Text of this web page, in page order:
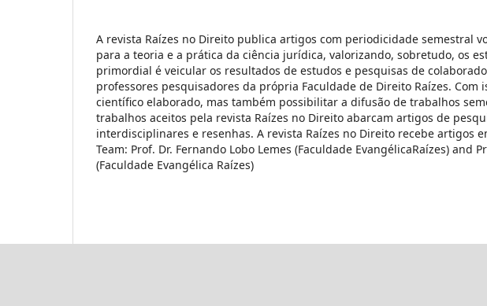
A revista Raízes no Direito publica artigos com periodicidade semestral
para a teoria e a prática da ciência jurídica, valorizando, sobretudo, os
primordial é veicular os resultados de estudos e pesquisas de
professores pesquisadores da própria Faculdade de Direito Raízes.
científico elaborado, mas também possibilitar a difusão de trabalhos
trabalhos aceitos pela revista Raízes no Direito abarcam artigos de
interdisciplinares e resenhas. A revista Raízes no Direito recebe artigos
Team: Prof. Dr. Fernando Lobo Lemes (Faculdade EvangélicaRaízes) and
(Faculdade Evangélica Raízes)